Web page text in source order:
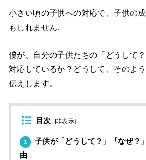
小さい頃の子供への対応で、子供の
もしれません。
僕が、自分の子供たちの「どうして
対応しているか？どうして、そのよ
伝えします。
目次 [非表示]
1
子供が「どうして？」「なぜ？
由